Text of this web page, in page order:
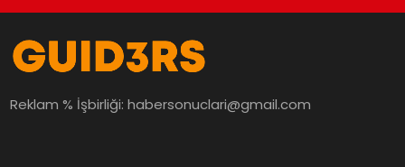
Reklam % İşbirliği:habersonuclari@gmail.com